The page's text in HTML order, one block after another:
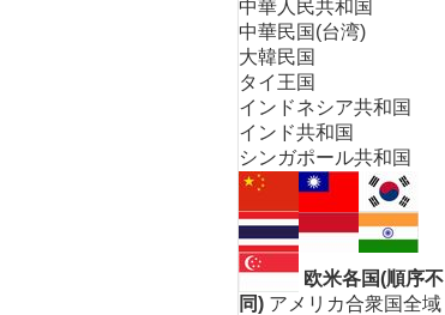
中華人民共和国
中華民国(台湾)
大韓民国
タイ王国
インドネシア共和国
インド共和国
シンガポール共和国
欧米各国(順序不
同) アメリカ合衆国全域